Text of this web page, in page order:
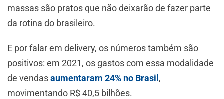
massas são pratos que não deixarão de fazer parte
da rotina do brasileiro.
E por falar em delivery, os números também são
positivos: em 2021, os gastos com essa modalidade
de vendasaumentaram 24% no Brasil ,
movimentando R$ 40,5 bilhões.